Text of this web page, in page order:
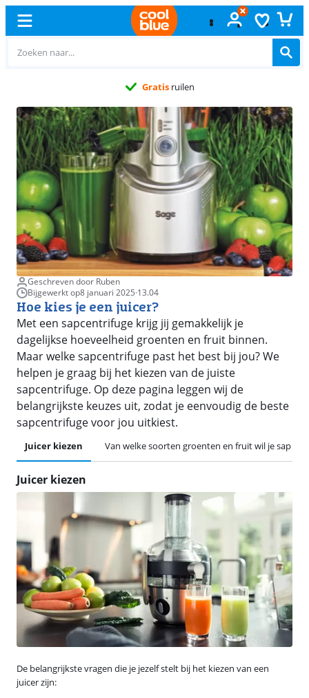
Gratis ruilen
Geschreven door Ruben
Bijgewerkt op8 januari 2025·13.04
Hoe kies je een juicer?
Met een sapcentrifuge krijg jij gemakkelijk je
dagelijkse hoeveelheid groenten en fruit binnen.
Maar welke sapcentrifuge past het best bij jou? We
helpen je graag bij het kiezen van de juiste
sapcentrifuge. Op deze pagina leggen wij de
belangrijkste keuzes uit, zodat je eenvoudig de beste
sapcentrifuge voor jou uitkiest.
Juicer kiezen Van welke soorten groenten en fruit wil je sap
Juicer kiezen
De belangrijkste vragen die je jezelf stelt bij het kiezen van een
juicer zijn: